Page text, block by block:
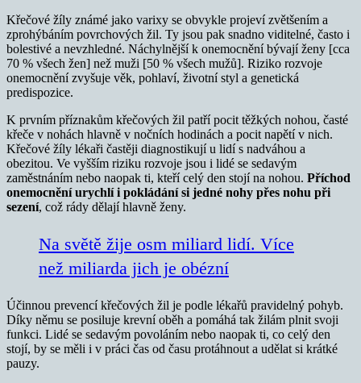
Křečové žíly známé jako varixy se obvykle projeví zvětšením a
zprohýbáním povrchových žil. Ty jsou pak snadno viditelné, často i
bolestivé a nevzhledné. Náchylnější k onemocnění bývají ženy [cca
70 % všech žen] než muži [50 % všech mužů]. Riziko rozvoje
onemocnění zvyšuje věk, pohlaví, životní styl a genetická
predispozice.
K prvním příznakům křečových žil patří pocit těžkých nohou, časté
křeče v nohách hlavně v nočních hodinách a pocit napětí v nich.
Křečové žíly lékaři častěji diagnostikují u lidí s nadváhou a
obezitou. Ve vyšším riziku rozvoje jsou i lidé se sedavým
zaměstnáním nebo naopak ti, kteří celý den stojí na nohou. Příchod
onemocnění urychlí i pokládání si jedné nohy přes nohu při
sezení, což rády dělají hlavně ženy.
Na světě žije osm miliard lidí. Více
než miliarda jich je obézní
Účinnou prevencí křečových žil je podle lékařů pravidelný pohyb.
Díky němu se posiluje krevní oběh a pomáhá tak žilám plnit svoji
funkci. Lidé se sedavým povoláním nebo naopak ti, co celý den
stojí, by se měli i v práci čas od času protáhnout a udělat si krátké
pauzy.